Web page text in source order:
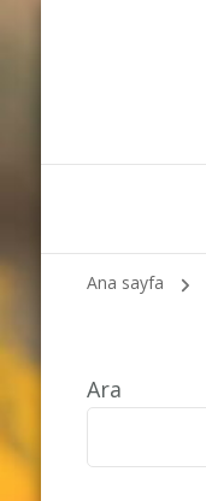
Ana sayfa
Ara